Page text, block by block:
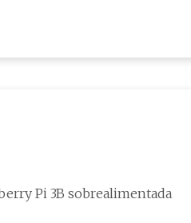
Pi 3B sobrealimentada